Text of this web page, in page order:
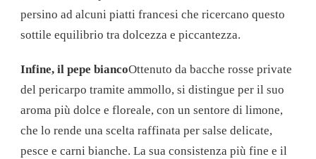
persino ad alcuni piatti francesi che ricercano questo
sottile equilibrio tra dolcezza e piccantezza.
Infine, il pepe biancoOttenuto da bacche rosse private
del pericarpo tramite ammollo, si distingue per il suo
aroma più dolce e floreale, con un sentore di limone,
che lo rende una scelta raffinata per salse delicate,
pesce e carni bianche. La sua consistenza più fine e il